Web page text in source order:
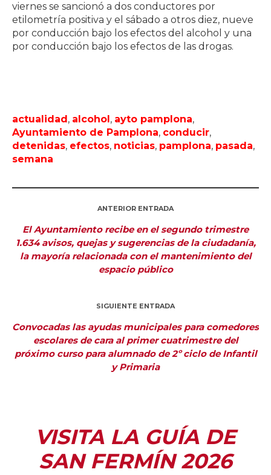
viernes se sancionó a dos conductores por
etilometría positiva y el sábado a otros diez, nueve
por conducción bajo los efectos del alcohol y una
por conducción bajo los efectos de las drogas.
actualidad, alcohol, ayto pamplona,
Ayuntamiento de Pamplona, conducir,
detenidas, efectos, noticias, pamplona, pasada,
semana
ANTERIOR ENTRADA
El Ayuntamiento recibe en el segundo trimestre
1.634 avisos, quejas y sugerencias de la ciudadanía,
la mayoría relacionada con el mantenimiento del
espacio público
SIGUIENTE ENTRADA
Convocadas las ayudas municipales para comedores
escolares de cara al primer cuatrimestre del
próximo curso para alumnado de 2º ciclo de Infantil
y Primaria
VISITA LA GUÍA DE
SAN FERMÍN 2026